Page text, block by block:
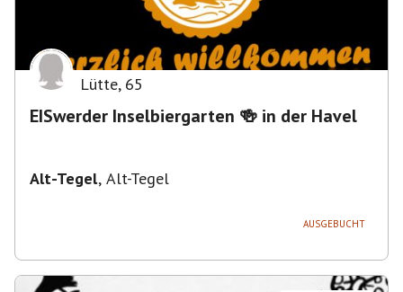
Lütte, 65
EISwerder Inselbiergarten 🍻 in der Havel
Alt-Tegel, Alt-Tegel
AUSGEBUCHT